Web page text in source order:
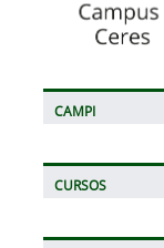
CAMPI
CURSOS